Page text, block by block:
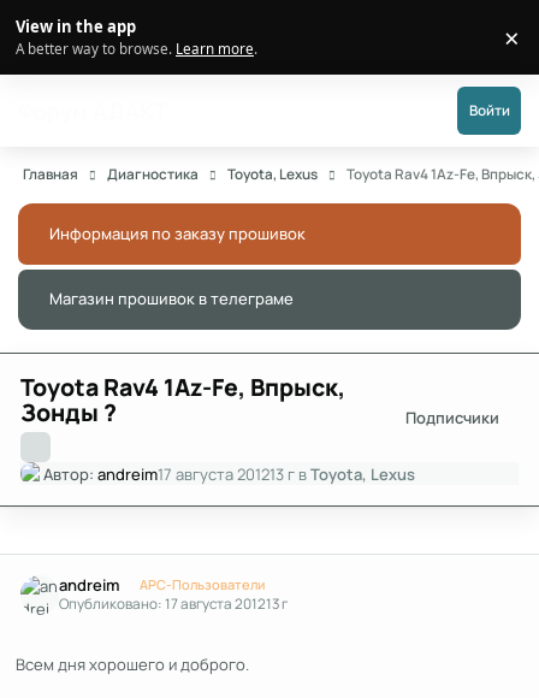
View in the app
A better way to browse. Learn more. ×
Войти
Главная Диагностика Toyota, Lexus Toyota Rav4 1Az-Fe,
Информация по заказу прошивок
Магазин прошивок в телеграме
Toyota Rav4 1Az-Fe, Впрыск,
Зонды ? Подписчики
Автор:andreim17 августа 201213 г вToyota, Lexus
andreim APC-Пользователи
Опубликовано:17 августа 201213 г
Всем дня хорошего и доброго.